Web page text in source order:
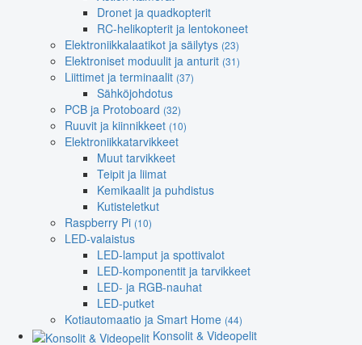
Dronet ja quadkopterit
RC-helikopterit ja lentokoneet
Elektroniikkalaatikot ja säilytys (23)
Elektroniset moduulit ja anturit (31)
Liittimet ja terminaalit (37)
Sähköjohdotus
PCB ja Protoboard (32)
Ruuvit ja kiinnikkeet (10)
Elektroniikkatarvikkeet
Muut tarvikkeet
Teipit ja liimat
Kemikaalit ja puhdistus
Kutisteletkut
Raspberry Pi (10)
LED-valaistus
LED-lamput ja spottivalot
LED-komponentit ja tarvikkeet
LED- ja RGB-nauhat
LED-putket
Kotiautomaatio ja Smart Home (44)
Konsolit & Videopelit